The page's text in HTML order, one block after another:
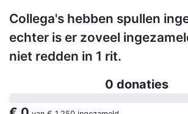
Collega's hebben spullen
echter is er zoveel
niet redden in 1 rit.
0 donaties